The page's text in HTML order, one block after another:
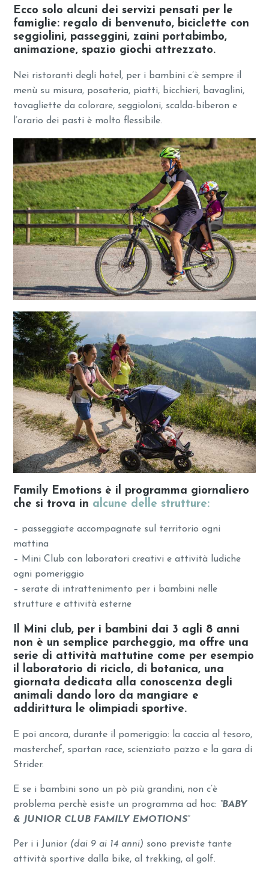
Ecco solo alcuni dei servizi pensati per le
famiglie: regalo di benvenuto, biciclette con
seggiolini, passeggini, zaini portabimbo,
animazione, spazio giochi attrezzato.
Nei ristoranti degli hotel, per i bambini c’è sempre il
menù su misura, posateria, piatti, bicchieri, bavaglini,
tovagliette da colorare, seggioloni, scalda-biberon e
l’orario dei pasti è molto flessibile.
Family Emotions è il programma giornaliero
che si trova in alcune delle strutture:
– passeggiate accompagnate sul territorio ogni
mattina
– Mini Club con laboratori creativi e attività ludiche
ogni pomeriggio
– serate di intrattenimento per i bambini nelle
strutture e attività esterne
Il Mini club, per i bambini dai 3 agli 8 anni
non è un semplice parcheggio, ma offre una
serie di attività mattutine come per esempio
il laboratorio di riciclo, di botanica, una
giornata dedicata alla conoscenza degli
animali dando loro da mangiare e
addirittura le olimpiadi sportive.
E poi ancora, durante il pomeriggio: la caccia al tesoro,
masterchef, spartan race, scienziato pazzo e la gara di
Strider.
E se i bambini sono un pò più grandini, non c’è
problema perchè esiste un programma ad hoc: “BABY
& JUNIOR CLUB FAMILY EMOTIONS”
Per i i Junior (dai 9 ai 14 anni) sono previste tante
attività sportive dalla bike, al trekking, al golf.